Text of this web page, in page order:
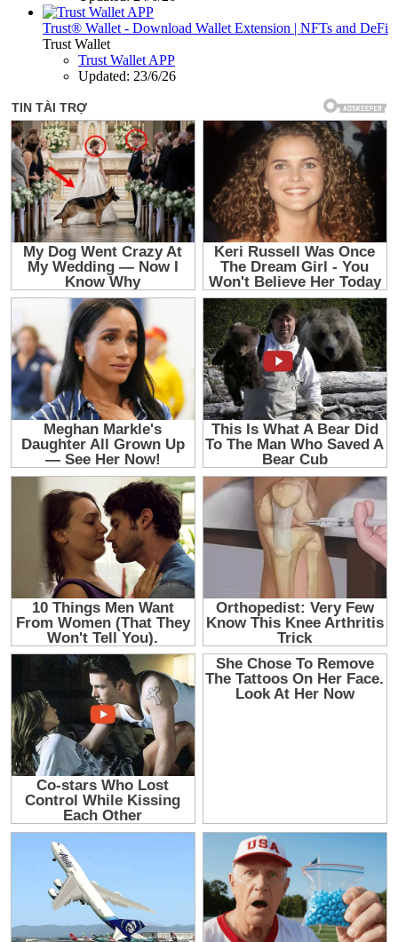
Trust® Wallet - Download Wallet Extension | NFTs and DeFi
Trust Wallet
Trust Wallet APP
Updated: 23/6/26